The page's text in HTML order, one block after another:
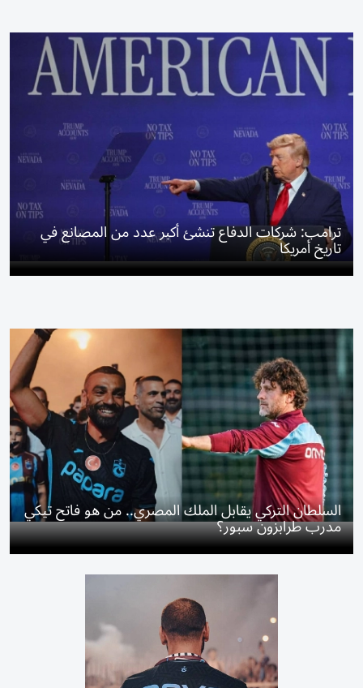
ترامب: شركات الدفاع تنشئ أكبر عدد من المصانع في
تاريخ أمريكا
السلطان التركي يقابل الملك المصري.. من هو فاتح تيكي
مدرب طرابزون سبور؟